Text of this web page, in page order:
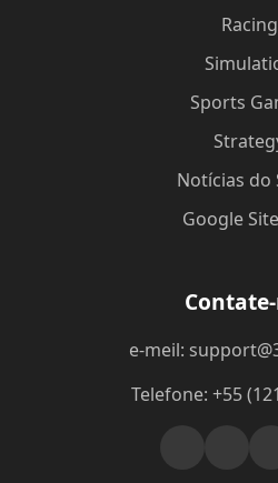
Racing
Sports
Notícias do
Google
e-meil:
Telefone: +55